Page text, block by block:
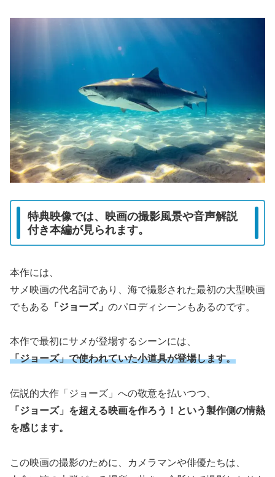
特典映像では、映画の撮影風景や音声解説
付き本編が見られます。
本作には、
サメ映画の代名詞であり、海で撮影された最初の大型映画
でもある
「ジョーズ」 のパロディシーンもあるのです。
本作で最初にサメが登場するシーンには、
「ジョーズ」で使われていた小道具が登場します。
伝説的大作「ジョーズ」への敬意を払いつつ、
「ジョーズ」を超える映画を作ろう！という製作側の情熱
を感じます。
この映画の撮影のために、カメラマンや俳優たちは、